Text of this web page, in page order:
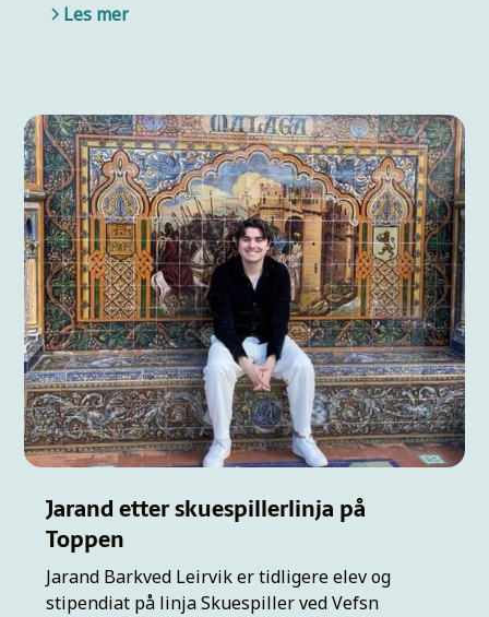
Les mer
Jarand etter skuespillerlinja på
Toppen
Jarand Barkved Leirvik er tidligere elev og
stipendiat på linja Skuespiller ved Vefsn